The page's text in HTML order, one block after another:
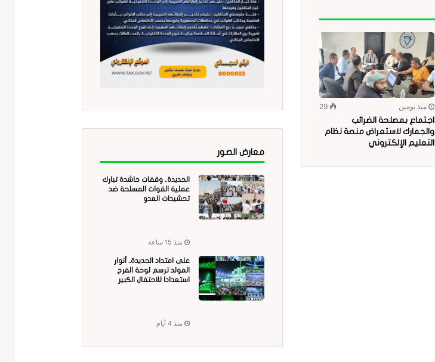
منذ يومين
29
اجتماع بمصلحة الضرائب
والجمارك لاستعراض منصة نظام
التعليم الإلكتروني
معارض الصور
الحديدة.. وقفات حاشدة تبارك
عملية القوات المسلحة ضد
تحشيدات العدو
منذ 15 ساعة
على امتداد الحديدة.. أنوار
المولد ترسم لوحة الفرح
استعدادا للاحتفال الكبير
منذ 4 أيام